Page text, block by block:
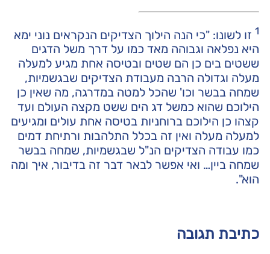
1זו לשונו: "כי הנה הילוך הצדיקים הנקראים נוני ימא
היא נפלאה וגבוהה מאד כמו על דרך משל הדגים
ששטים בים כן הם שטים ובטיסה אחת מגיע למעלה
מעלה וגדולה הרבה מעבודת הצדיקים שבגשמיות,
שמחה בבשר וכו' שהכל למטה במדרגה, מה שאין כן
הילוכם שהוא כמשל דג הים ששט מקצה העולם ועד
קצהו כן הילוכם ברוחניות בטיסה אחת עולים ומגיעים
למעלה מעלה ואין זה בכלל התלהבות ורתיחת דמים
כמו עבודה הצדיקים הנ"ל שבגשמיות, שמחה בבשר
שמחה ביין… ואי אפשר לבאר דבר זה בדיבור, איך ומה
הוא".
כתיבת תגובה